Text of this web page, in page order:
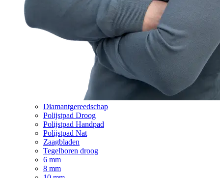
Diamantgereedschap
Polijstpad Droog
Polijstpad Handpad
Polijstpad Nat
Zaagbladen
Tegelboren droog
6 mm
8 mm